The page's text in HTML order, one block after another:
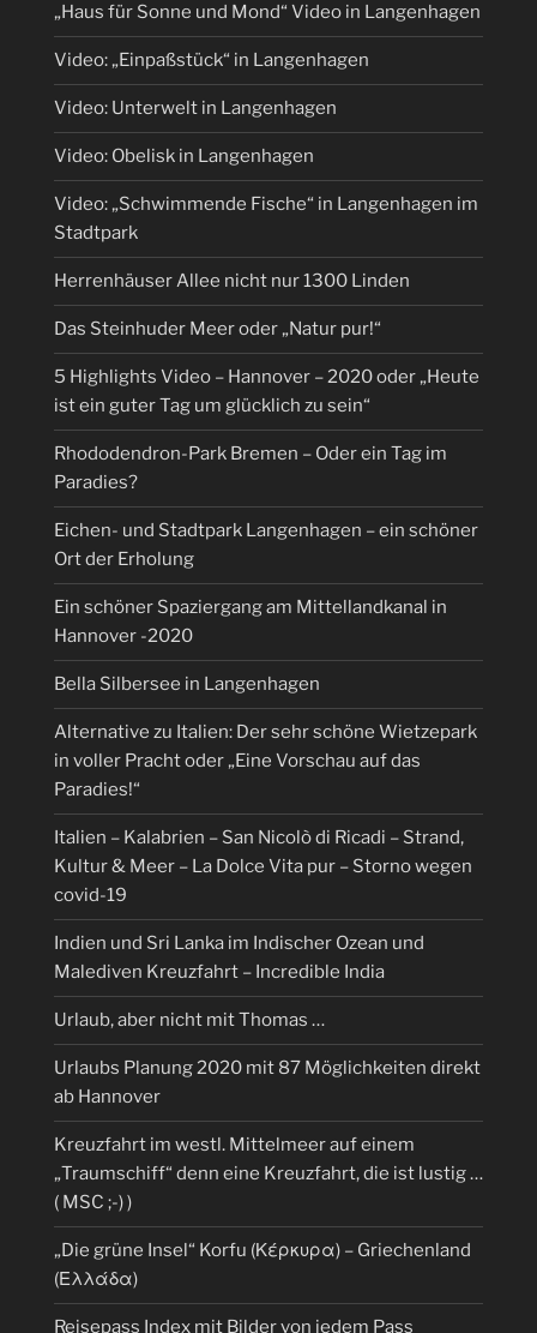
„Haus für Sonne und Mond“ Video in Langenhagen
Video: „Einpaßstück“ in Langenhagen
Video: Unterwelt in Langenhagen
Video: Obelisk in Langenhagen
Video: „Schwimmende Fische“ in Langenhagen im
Stadtpark
Herrenhäuser Allee nicht nur 1300 Linden
Das Steinhuder Meer oder „Natur pur!“
5 Highlights Video – Hannover – 2020 oder „Heute
ist ein guter Tag um glücklich zu sein“
Rhododendron-Park Bremen – Oder ein Tag im
Paradies?
Eichen- und Stadtpark Langenhagen – ein schöner
Ort der Erholung
Ein schöner Spaziergang am Mittellandkanal in
Hannover -2020
Bella Silbersee in Langenhagen
Alternative zu Italien: Der sehr schöne Wietzepark
in voller Pracht oder „Eine Vorschau auf das
Paradies!“
Italien – Kalabrien – San Nicolò di Ricadi – Strand,
Kultur & Meer – La Dolce Vita pur – Storno wegen
covid-19
Indien und Sri Lanka im Indischer Ozean und
Malediven Kreuzfahrt – Incredible India
Urlaub, aber nicht mit Thomas …
Urlaubs Planung 2020 mit 87 Möglichkeiten direkt
ab Hannover
Kreuzfahrt im westl. Mittelmeer auf einem
„Traumschiff“ denn eine Kreuzfahrt, die ist lustig …
( MSC ;-) )
„Die grüne Insel“ Korfu (Κέρκυρα) – Griechenland
(Ελλάδα)
Reisepass Index mit Bilder von jedem Pass